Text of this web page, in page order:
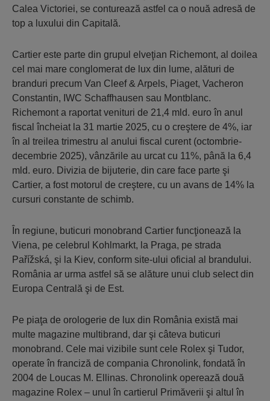
Calea Victoriei, se conturează astfel ca o nouă adresă de
top a luxului din Capitală.
Cartier este parte din grupul elveţian Richemont, al doilea
cel mai mare conglomerat de lux din lume, alături de
branduri precum Van Cleef & Arpels, Piaget, Vacheron
Constantin, IWC Schaffhausen sau Montblanc.
Richemont a raportat venituri de 21,4 mld. euro în anul
fiscal încheiat la 31 martie 2025, cu o creştere de 4%, iar
în al treilea trimestru al anului fiscal curent (octombrie-
decembrie 2025), vânzările au urcat cu 11%, până la 6,4
mld. euro. Divizia de bijuterie, din care face parte şi
Cartier, a fost motorul de creştere, cu un avans de 14% la
cursuri constante de schimb.
În regiune, buticuri monobrand Cartier funcţionează la
Viena, pe celebrul Kohlmarkt, la Praga, pe strada
Pařížská, şi la Kiev, conform site-ului oficial al brandului.
România ar urma astfel să se alăture unui club select din
Europa Centrală şi de Est.
Pe piaţa de orologerie de lux din România există mai
multe magazine multibrand, dar şi câteva buticuri
monobrand. Cele mai vizibile sunt cele Rolex şi Tudor,
operate în franciză de compania Chronolink, fondată în
2004 de Loucas M. Ellinas. Chronolink operează două
magazine Rolex – unul în cartierul Primăverii şi altul în